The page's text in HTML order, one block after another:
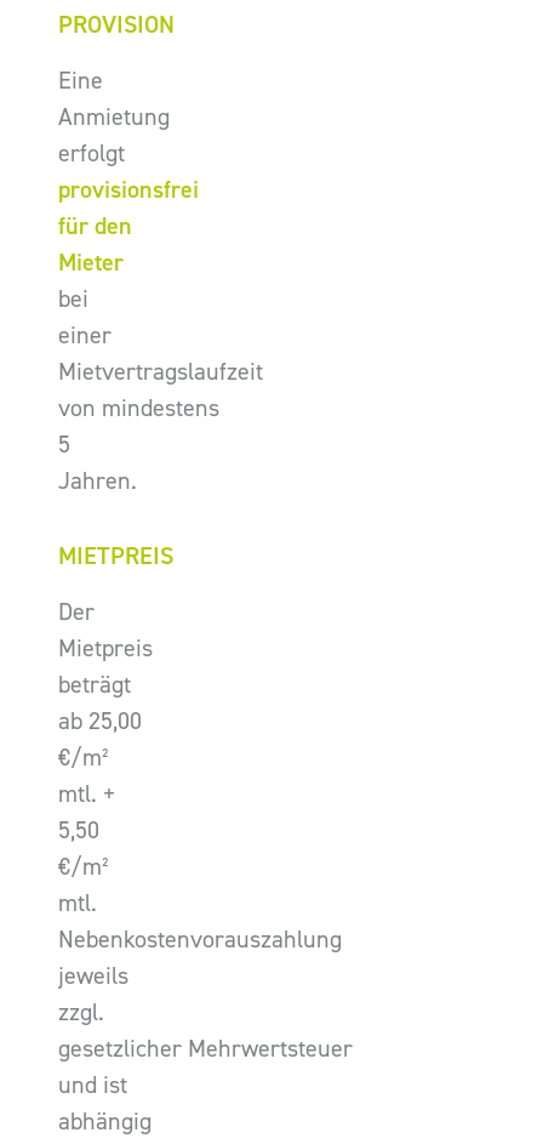
PROVISION
Eine
Anmietung
erfolgt
provisionsfrei
für den
Mieter
bei
einer
Mietvertragslaufzeit
von mindestens
5
Jahren.
MIETPREIS
Der
Mietpreis
beträgt
ab 25,00
€/m²
mtl. +
5,50
€/m²
mtl.
Nebenkostenvorauszahlung
jeweils
zzgl.
gesetzlicher Mehrwertsteuer
und ist
abhängig